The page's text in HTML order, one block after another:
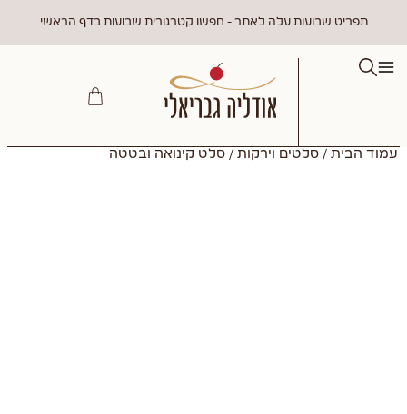
תפריט שבועות עלה לאתר - חפשו קטרגורית שבועות בדף הראשי
עמוד הבית / סלטים וירקות / סלט קינואה ובטטה